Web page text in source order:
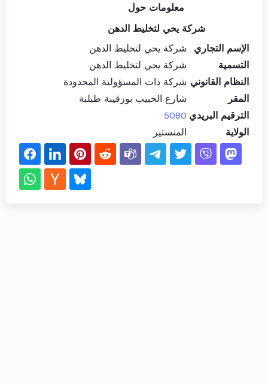
معلومات حول
شركة يحي لتخليط الدهن
الإسم التجاري
شركة يحي لتخليط الدهن
التسمية
شركة يحي لتخليط الدهن
النظام القانوني شركة ذات المسؤولية المحدودة
المقر
شارع الحبيب بورقيبة طبلبة
الترقيم البريدي 5080
الولاية
المنستير